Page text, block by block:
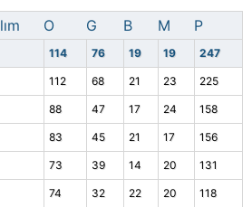
O G B M P
114 76 19 19 247
112 68 21 23 225
88 47 17 24 158
83 45 21 17 156
73 39 14 20 131
74 32 22 20 118